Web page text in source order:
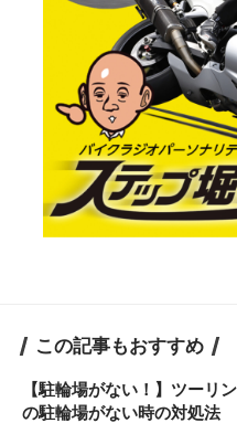
この記事もおすすめ
【駐輪場がない！】ツーリ
の駐輪場がない時の対処法